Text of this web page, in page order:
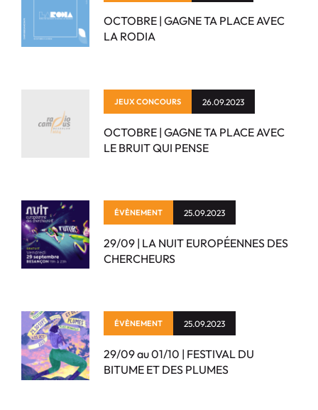
OCTOBRE | GAGNE TA PLACE AVEC
LA RODIA
JEUX CONCOURS 26.09.2023
OCTOBRE | GAGNE TA PLACE AVEC
LE BRUIT QUI PENSE
ÉVÈNEMENT 25.09.2023
29/09 | LA NUIT EUROPÉENNES DES
CHERCHEURS
ÉVÈNEMENT 25.09.2023
29/09 au 01/10 | FESTIVAL DU
BITUME ET DES PLUMES